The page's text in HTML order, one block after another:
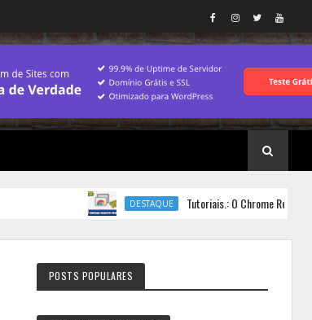
DESTAQUE Tutoriais.: O Chrome Remote
POSTS POPULARES